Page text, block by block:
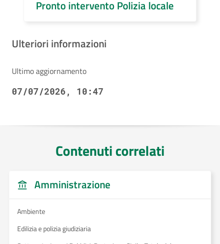
Pronto intervento Polizia locale
Ulteriori informazioni
Ultimo aggiornamento
07/07/2026, 10:47
Contenuti correlati
Amministrazione
Ambiente
Edilizia e polizia giudiziaria